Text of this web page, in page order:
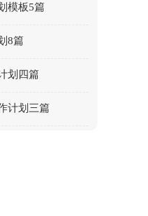
模板5篇
8篇
划四篇
计划三篇